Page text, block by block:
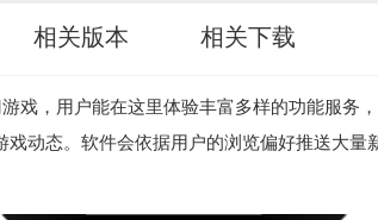
相关版本 相关下载
戏，用户能在这里体验丰富多样的功能服务
动态。软件会依据用户的浏览偏好推送大量